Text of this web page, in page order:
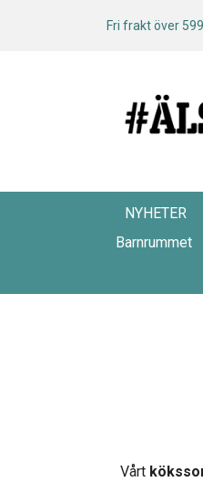
Fri frakt över
NYHETER
Barnrummet
Vårt